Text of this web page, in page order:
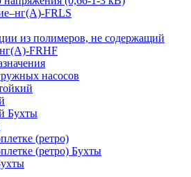
FRLS
из полимеров, не содержащий
FRHF
насосов
Бухты
(ретро)
(ретро) Бухты